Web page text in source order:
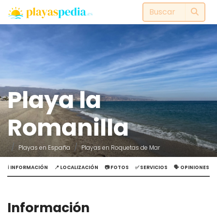
Playa la
Romanilla
Playas en España Playas en Roquetas de Mar
ℹ️ INFORMACIÓN 📍 LOCALIZACIÓN 📷 FOTOS ✅ SERVICIOS 🗣️ OPINIONES
Información